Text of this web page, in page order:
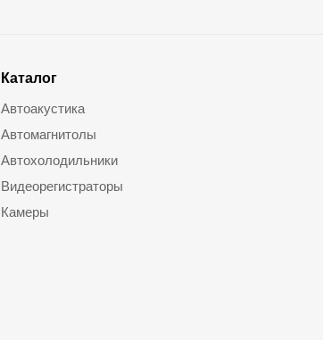
Каталог
Автоакустика
Автомагнитолы
Автохолодильники
Видеорегистраторы
Камеры